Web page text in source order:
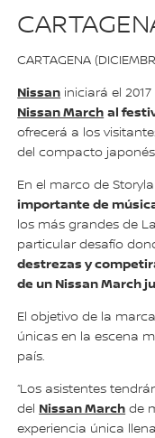
CARTAGENA
Nissan iniciará el
Nissan March al
ofrecerá a los
del compacto
En el marco de
importante de
los más grandes de
particular desafío
destrezas y
de un Nissan March
El objetivo de la
únicas en la escena
país.
“Los asistentes
del Nissan March de
experiencia única